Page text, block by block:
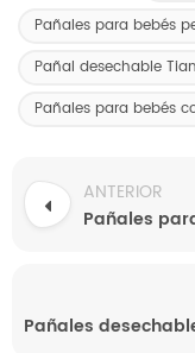
Pañales para bebés
Pañal desechable
Pañales para bebés
ANTERIOR